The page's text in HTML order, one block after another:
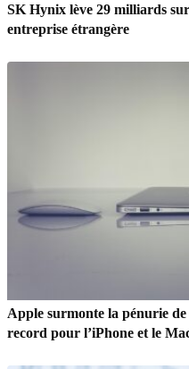
SK Hynix lève 29 milliards
entreprise étrangère
Apple surmonte la pénurie
record pour l’iPhone et le